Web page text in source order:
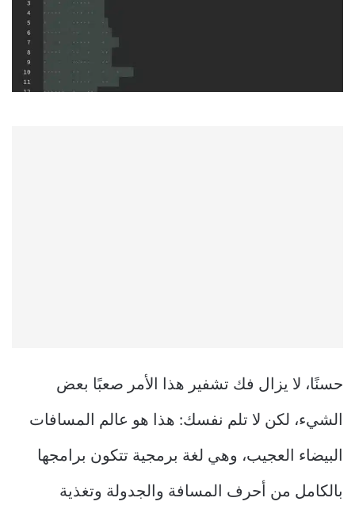
حسنًا، لا يزال فك تشفير هذا الأمر صعبًا بعض
الشيء، لكن لا تلم نفسك: هذا هو عالم المسافات
البيضاء العجيب، وهي لغة برمجية تتكون برامجها
بالكامل من أحرف المسافة والجدولة وتغذية